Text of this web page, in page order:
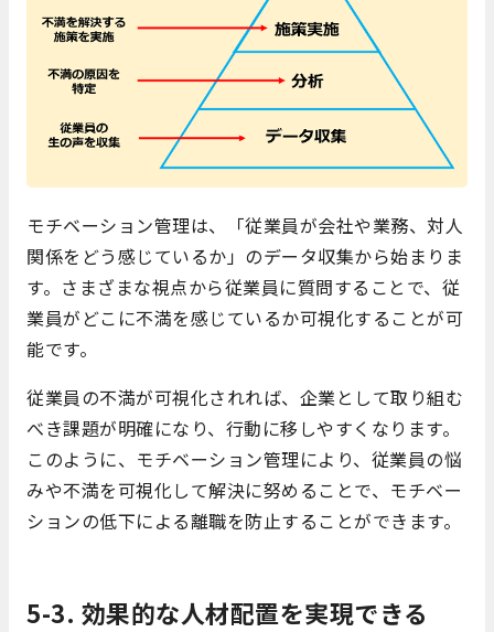
モチベーション管理は、「従業員が会社や業務、対人
関係をどう感じているか」のデータ収集から始まりま
す。さまざまな視点から従業員に質問することで、従
業員がどこに不満を感じているか可視化することが可
能です。
従業員の不満が可視化されれば、企業として取り組む
べき課題が明確になり、行動に移しやすくなります。
このように、モチベーション管理により、従業員の悩
みや不満を可視化して解決に努めることで、モチベー
ションの低下による離職を防止することができます。
5-3. 効果的な人材配置を実現できる